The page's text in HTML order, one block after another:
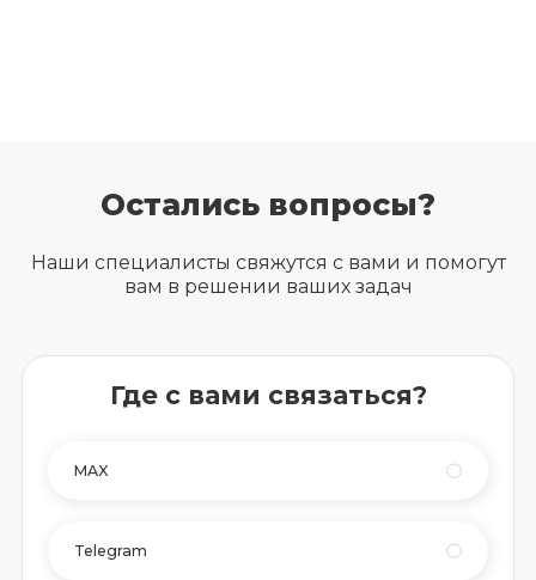
Остались вопросы?
Наши специалисты свяжутся с вами и помогут
вам в решении ваших задач
Где с вами связаться?
MAX
Telegram